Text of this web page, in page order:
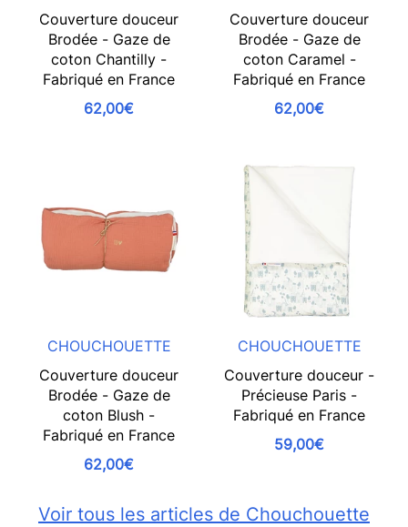
Couverture douceur
Brodée - Gaze de
coton Chantilly -
Fabriqué en France
62,00€
Couverture douceur
Brodée - Gaze de
coton Caramel -
Fabriqué en France
62,00€
CHOUCHOUETTE
Couverture douceur
Brodée - Gaze de
coton Blush -
Fabriqué en France
62,00€
CHOUCHOUETTE
Couverture douceur -
Précieuse Paris -
Fabriqué en France
59,00€
Voir tous les articles de Chouchouette